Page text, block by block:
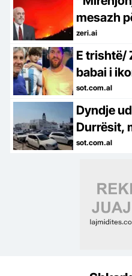
mesazh
Mbrojtën
banorëve
zeri.ai
E trishtë/
babai i
ndahet
vjeçare
sot.com.al
Dyndje
Durrësit,
zbarkojnë
sot.com.al